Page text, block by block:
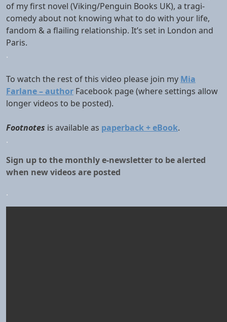
of my first novel (Viking/Penguin Books UK), a tragi-
comedy about not knowing what to do with your life,
fandom & a flailing relationship. It’s set in London and
Paris.
.
To watch the rest of this video please join my Mia
Farlane – author Facebook page (where settings allow
longer videos to be posted).
Footnotes is available as paperback + eBook.
.
Sign up to the monthly e-newsletter to be alerted
when new videos are posted
.